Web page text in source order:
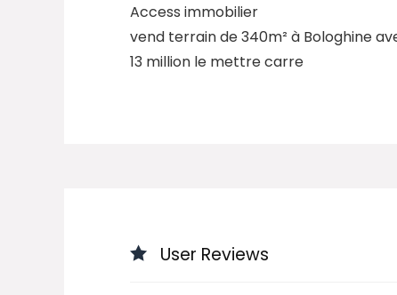
Access immobilier
vend terrain de 340m² à Bologhine
13 million le mettre carre
User Reviews